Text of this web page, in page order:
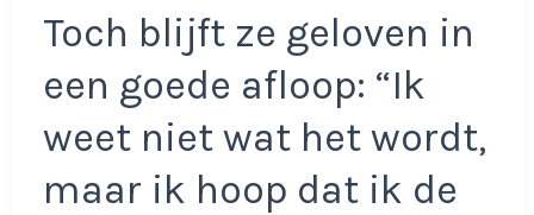
Toch blijft ze geloven in
een goede afloop: “Ik
weet niet wat het wordt,
maar ik hoop dat ik de